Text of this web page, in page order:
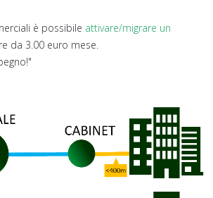
è possibile attivare/migrare un
da 3.00 euro mese.